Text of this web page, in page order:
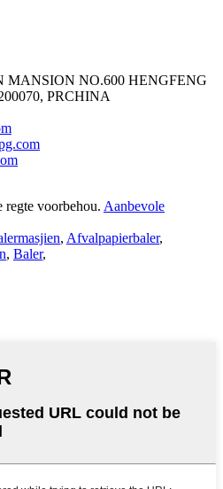
MANSION NO.600 HENGFENG
PRCHINA
voorbehou. Aanbevole
, Afvalpapierbaler,
, Baler,